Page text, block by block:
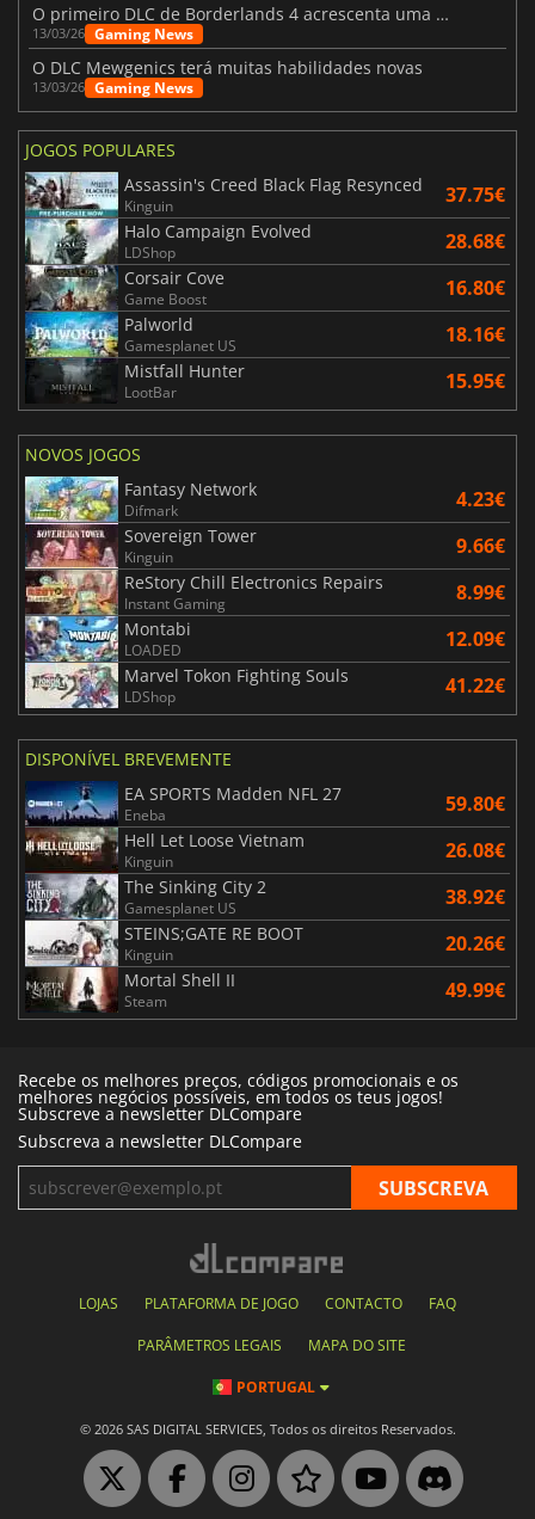
O primeiro DLC de Borderlands 4 acrescenta uma nova personagem e muito mais
13/03/26 Gaming News
O DLC Mewgenics terá muitas habilidades novas
13/03/26 Gaming News
JOGOS POPULARES
Assassin's Creed Black Flag Resynced
Kinguin 37.75€
Halo Campaign Evolved
LDShop 28.68€
Corsair Cove
Game Boost 16.80€
Palworld
Gamesplanet US 18.16€
Mistfall Hunter
LootBar 15.95€
NOVOS JOGOS
Fantasy Network
Difmark 4.23€
Sovereign Tower
Kinguin 9.66€
ReStory Chill Electronics Repairs
Instant Gaming 8.99€
Montabi
LOADED 12.09€
Marvel Tokon Fighting Souls
LDShop 41.22€
DISPONÍVEL BREVEMENTE
EA SPORTS Madden NFL 27
Eneba 59.80€
Hell Let Loose Vietnam
Kinguin 26.08€
The Sinking City 2
Gamesplanet US 38.92€
STEINS;GATE RE BOOT
Kinguin 20.26€
Mortal Shell II
Steam 49.99€
Recebe os melhores preços, códigos promocionais e os
melhores negócios possíveis, em todos os teus jogos!
Subscreve a newsletter DLCompare
Subscreva a newsletter DLCompare
LOJAS PLATAFORMA DE JOGO CONTACTO FAQ
PARÂMETROS LEGAIS MAPA DO SITE
PORTUGAL
© 2026 SAS DIGITAL SERVICES, Todos os direitos Reservados.